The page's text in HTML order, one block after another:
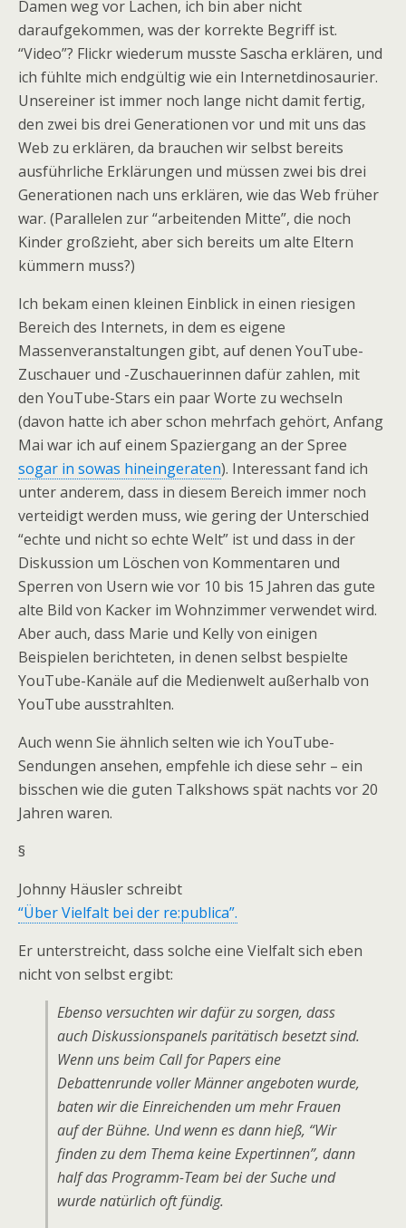
Damen weg vor Lachen, ich bin aber nicht
daraufgekommen, was der korrekte Begriff ist.
“Video”? Flickr wiederum musste Sascha erklären, und
ich fühlte mich endgültig wie ein Internetdinosaurier.
Unsereiner ist immer noch lange nicht damit fertig,
den zwei bis drei Generationen vor und mit uns das
Web zu erklären, da brauchen wir selbst bereits
ausführliche Erklärungen und müssen zwei bis drei
Generationen nach uns erklären, wie das Web früher
war. (Parallelen zur “arbeitenden Mitte”, die noch
Kinder großzieht, aber sich bereits um alte Eltern
kümmern muss?)
Ich bekam einen kleinen Einblick in einen riesigen
Bereich des Internets, in dem es eigene
Massenveranstaltungen gibt, auf denen YouTube-
Zuschauer und -Zuschauerinnen dafür zahlen, mit
den YouTube-Stars ein paar Worte zu wechseln
(davon hatte ich aber schon mehrfach gehört, Anfang
Mai war ich auf einem Spaziergang an der Spree
sogar in sowas hineingeraten). Interessant fand ich
unter anderem, dass in diesem Bereich immer noch
verteidigt werden muss, wie gering der Unterschied
“echte und nicht so echte Welt” ist und dass in der
Diskussion um Löschen von Kommentaren und
Sperren von Usern wie vor 10 bis 15 Jahren das gute
alte Bild von Kacker im Wohnzimmer verwendet wird.
Aber auch, dass Marie und Kelly von einigen
Beispielen berichteten, in denen selbst bespielte
YouTube-Kanäle auf die Medienwelt außerhalb von
YouTube ausstrahlten.
Auch wenn Sie ähnlich selten wie ich YouTube-
Sendungen ansehen, empfehle ich diese sehr – ein
bisschen wie die guten Talkshows spät nachts vor 20
Jahren waren.
§
Johnny Häusler schreibt
“Über Vielfalt bei der re:publica”.
Er unterstreicht, dass solche eine Vielfalt sich eben
nicht von selbst ergibt:
Ebenso versuchten wir dafür zu sorgen, dass
auch Diskussionspanels paritätisch besetzt sind.
Wenn uns beim Call for Papers eine
Debattenrunde voller Männer angeboten wurde,
baten wir die Einreichenden um mehr Frauen
auf der Bühne. Und wenn es dann hieß, “Wir
finden zu dem Thema keine Expertinnen”, dann
half das Programm-Team bei der Suche und
wurde natürlich oft fündig.